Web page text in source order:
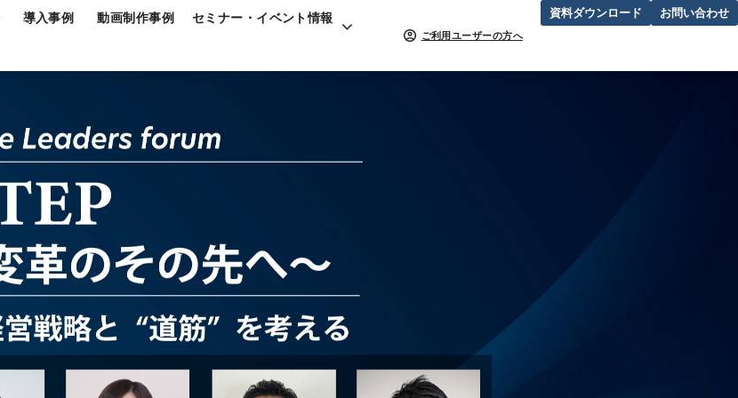
導入事例 動画制作事例 セミナー・イベント情報
ご利用ユーザーの方へ
資料ダウンロード お問い合わせ